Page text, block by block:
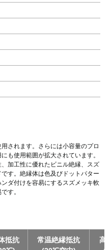
されます。さらには小容量のプロ
も使用範囲が拡大されています。
加工性に優れたビニル絶縁、スズ
す。絶縁体は色及びドットパター
ダ付けを容易にするスズメッキ軟
す。
抵抗
常温絶縁抵抗
高